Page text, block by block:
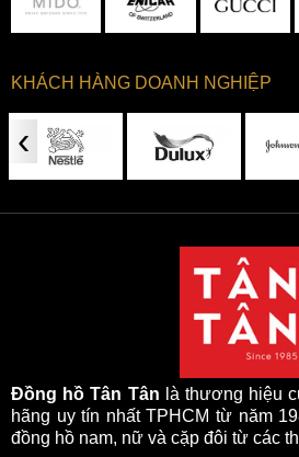
KHÁCH HÀNG DOANH NGHIỆP
‹
Đồng hồ Tân Tân là thương hiệu
hãng uy tín nhất TPHCM từ năm
đồng hồ nam, nữ và cặp đôi từ các